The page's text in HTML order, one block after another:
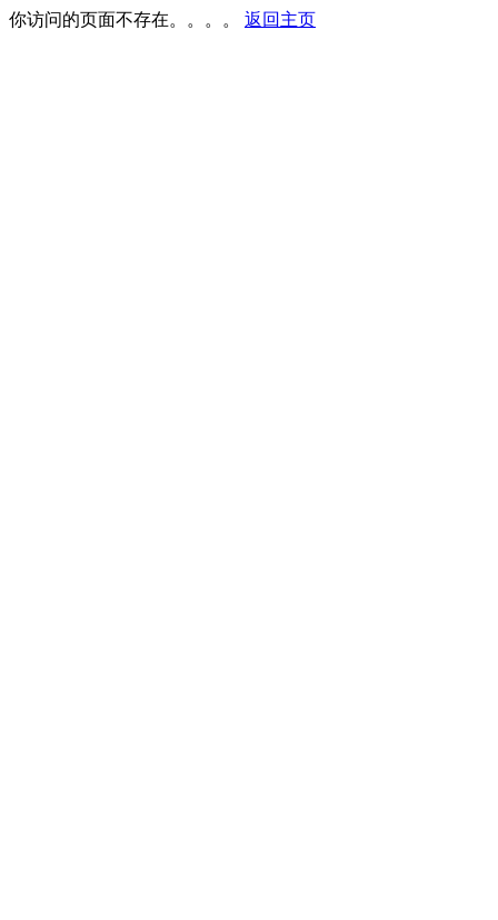
你访问的页面不存在。。。。 返回主页